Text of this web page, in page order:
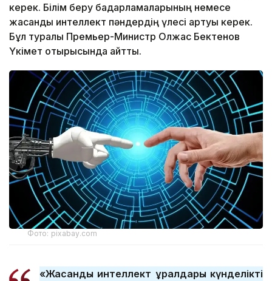
керек. Білім беру бағдарламаларының немесе
жасанды интеллект пәндердің үлесі артуы керек.
Бұл туралы Премьер-Министр Олжас Бектенов
Үкімет отырысында айтты.
Фото: pixabay.com
«Жасанды интеллект құралдары күнделікті